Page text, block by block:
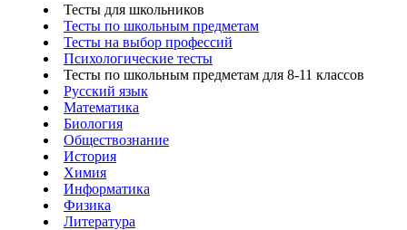
Тесты для школьников
Тесты по школьным предметам
Тесты на выбор профессий
Психологические тесты
Тесты по школьным предметам для 8-11 классов
Русский язык
Математика
Биология
Обществознание
История
Химия
Информатика
Физика
Литература